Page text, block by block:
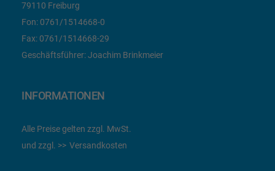
79110 Freiburg
Fon: 0761/1514668-0
Fax: 0761/1514668-29
Geschäftsführer: Joachim Brinkmeier
INFORMATIONEN
Alle Preise gelten zzgl. MwSt.
und zzgl.
Versandkosten